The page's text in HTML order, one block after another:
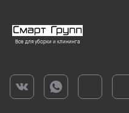
Все для уборки и клининга